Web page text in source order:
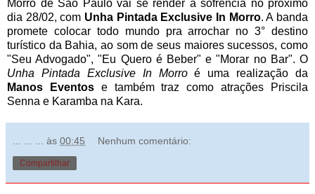
Morro de São Paulo vai se render à sofrência no próximo
dia 28/02, com Unha Pintada Exclusive In Morro. A banda
promete colocar todo mundo pra arrochar no 3° destino
turístico da Bahia, ao som de seus maiores sucessos, como
"Seu Advogado", "Eu Quero é Beber" e "Morar no Bar". O
Unha Pintada Exclusive In Morroé uma realização da
Manos Eventose também traz como atrações Priscila
Senna e Karamba na Kara.
... ... ... às 00:45 Nenhum comentário:
Compartilhar